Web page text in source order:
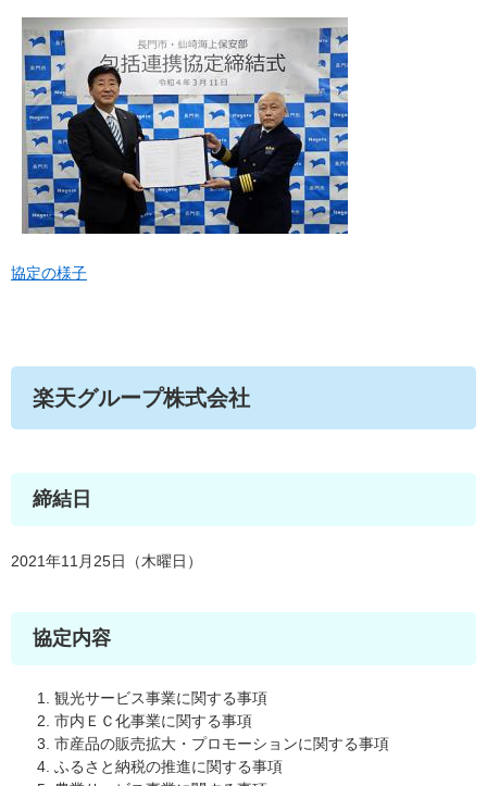
協定の様子
楽天グループ株式会社
締結日
2021年11月25日（木曜日）
協定内容
観光サービス事業に関する事項
市内ＥＣ化事業に関する事項
市産品の販売拡大・プロモーションに関する事項
ふるさと納税の推進に関する事項